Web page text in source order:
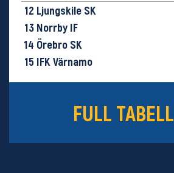
12 Ljungskile SK
13 Norrby IF
14 Örebro SK
15 IFK Värnamo
FULL TABELL